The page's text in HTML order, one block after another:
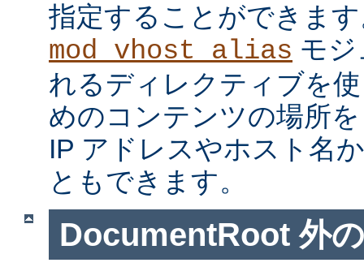
指定することができま
mod_vhost_alias モ
れるディレクティブを
めのコンテンツの場所
IP アドレスやホスト名
ともできます。
DocumentRoot 外